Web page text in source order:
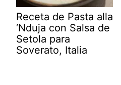
Receta de Pasta alla
‘Nduja con Salsa de
Setola para
Soverato, Italia